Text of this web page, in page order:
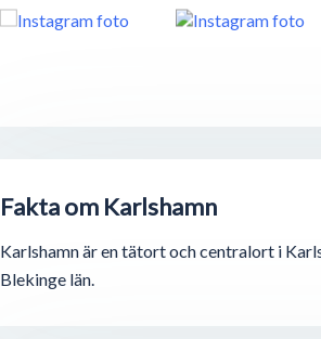
Fakta om Karlshamn
Karlshamn är en tätort och centralort i
Blekinge län.